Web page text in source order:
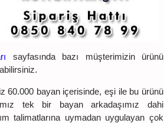
sayfasında bazı müşterimizin ürünü
60.000 bayan içerisinde, eşi ile bu ürünü
tek bir bayan arkadaşımız dahi
talimatlarına uymadan uygulayan çok